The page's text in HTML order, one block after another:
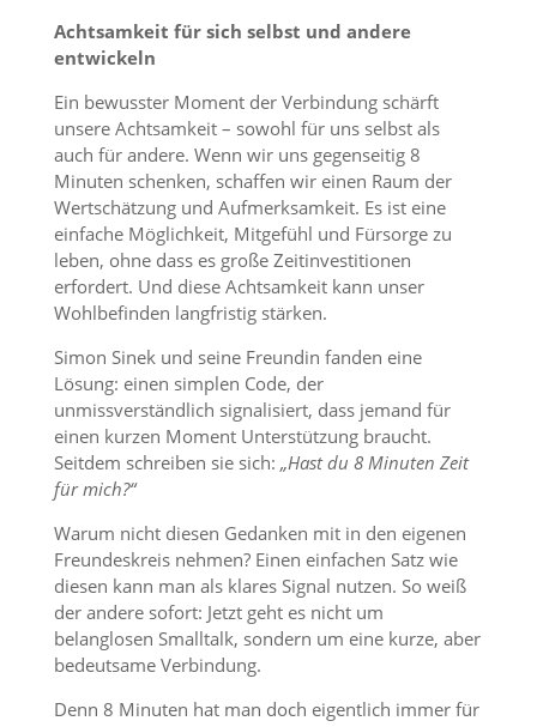
Achtsamkeit für sich selbst und andere
entwickeln
Ein bewusster Moment der Verbindung schärft
unsere Achtsamkeit – sowohl für uns selbst als
auch für andere. Wenn wir uns gegenseitig 8
Minuten schenken, schaffen wir einen Raum der
Wertschätzung und Aufmerksamkeit. Es ist eine
einfache Möglichkeit, Mitgefühl und Fürsorge zu
leben, ohne dass es große Zeitinvestitionen
erfordert. Und diese Achtsamkeit kann unser
Wohlbefinden langfristig stärken.
Simon Sinek und seine Freundin fanden eine
Lösung: einen simplen Code, der
unmissverständlich signalisiert, dass jemand für
einen kurzen Moment Unterstützung braucht.
Seitdem schreiben sie sich: „Hast du 8 Minuten Zeit
für mich?“
Warum nicht diesen Gedanken mit in den eigenen
Freundeskreis nehmen? Einen einfachen Satz wie
diesen kann man als klares Signal nutzen. So weiß
der andere sofort: Jetzt geht es nicht um
belanglosen Smalltalk, sondern um eine kurze, aber
bedeutsame Verbindung.
Denn 8 Minuten hat man doch eigentlich immer für